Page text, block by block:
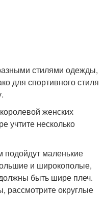
стилями одежды,
для спортивного стиля
женских
учтите несколько
маленькие
и широкополые,
быть шире плеч.
рассмотрите округлые